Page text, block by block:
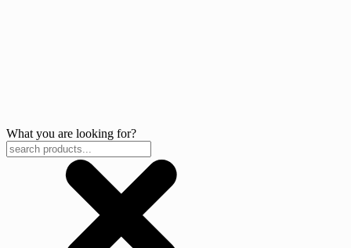
What you are looking for?